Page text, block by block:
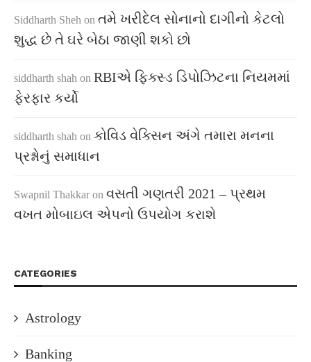
Siddharth Sheh on તમે ખરીદેલ સોનાનો દાગીનો કેટલો
શુદ્ધ છે તે ઘરે બેઠા જાણી શકો છો
siddharth shah on RBIએ ફિક્સ્ડ ડિપોઝિટના નિયમમાં
ફેરફાર કર્યો
siddharth shah on કોવિડ વેક્સિન અંગે તમારા મનના
પ્રશ્નોનું સમાધાન
Swapnil Thakkar on વસતી ગણતરી 2021 – પ્રથમ
વખત મોબાઇલ એપનો ઉપયોગ કરાશે
CATEGORIES
Astrology
Banking